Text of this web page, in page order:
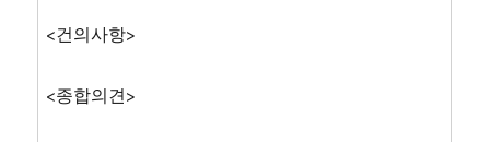
<건의사항>
<종합의견>